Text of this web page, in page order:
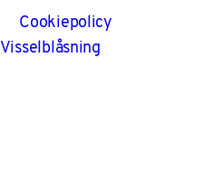
Cookiepolicy
Visselblåsning